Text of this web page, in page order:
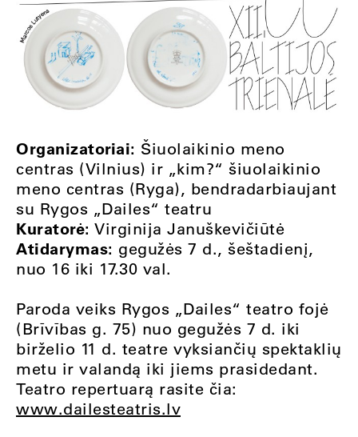
Organizatoriai: Šiuolaikinio meno
centras (Vilnius) ir „kim?“ šiuolaikinio
meno centras (Ryga), bendradarbiaujant
su Rygos „Dailes“ teatru
Kuratorė: Virginija Januškevičiūtė
Atidarymas: gegužės 7 d., šeštadienį,
nuo 16 iki 17.30 val.
Paroda veiks Rygos „Dailes“ teatro fojė
(Brīvības g. 75) nuo gegužės 7 d. iki
birželio 11 d. teatre vyksiančių spektaklių
metu ir valandą iki jiems prasidedant.
Teatro repertuarą rasite čia:
www.dailesteatris.lv